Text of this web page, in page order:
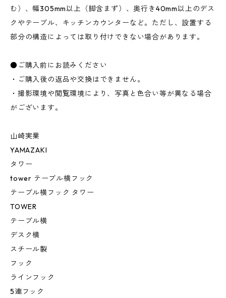
む）、幅305mm以上（脚含まず）、奥行き40mm以上のデス
クやテーブル、キッチンカウンターなど。ただし、設置する
部分の構造によっては取り付けできない場合があります。
●ご購入前にお読みください
・ご購入後の返品や交換はできません。
・撮影環境や閲覧環境により、写真と色合い等が異なる場合
がございます。
山崎実業
YAMAZAKI
タワー
tower テーブル横フック
テーブル横フック タワー
TOWER
テーブル横
デスク横
スチール製
フック
ラインフック
5連フック